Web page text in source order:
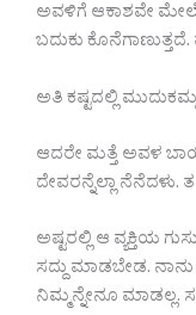
ಅವಳಿಗೆ ಆಕಾಶವೇ ಮೇಲೆ
ಬದುಕು
ಅತಿ ಕಷ್ಟದಲ್ಲಿ
ಆದರೇ ಮತ್ತೆ ಅವಳ ಬಾಯಿ
ದೇವರನ್ನೆಲ್ಲಾ ನೆನೆದಳು.
ಅಷ್ಟರಲ್ಲಿ ಆ ವ್ಯಕ್ತಿಯ
ಸದ್ದು ಮಾಡಬೇಡ.
ನಿಮ್ಮನ್ನೇನೂ ಮಾಡಲ್ಲ.